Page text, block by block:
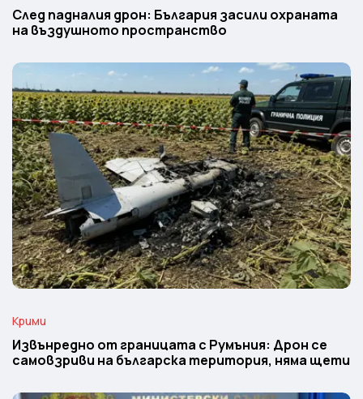
След падналия дрон: България засили охраната
на въздушното пространство
Крими
Извънредно от границата с Румъния: Дрон се
самовзриви на българска територия, няма щети